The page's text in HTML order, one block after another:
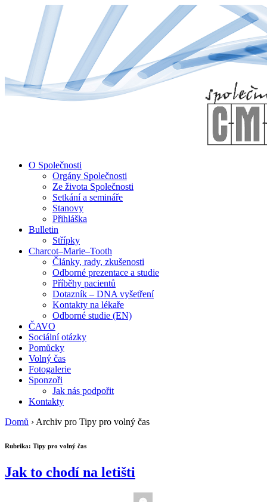
Content
O Společnosti
Orgány Společnosti
Ze života Společnosti
Setkání a semináře
Stanovy
Přihláška
Bulletin
Střípky
Charcot–Marie–Tooth
Články, rady, zkušenosti
Odborné prezentace a studie
Příběhy pacientů
Dotazník – DNA vyšetření
Kontakty na lékaře
Odborné studie (EN)
ČAVO
Sociální otázky
Pomůcky
Volný čas
Fotogalerie
Sponzoři
Jak nás podpořit
Kontakty
Domů › Archiv pro Tipy pro volný čas
Rubrika: Tipy pro volný čas
Jak to chodí na letišti